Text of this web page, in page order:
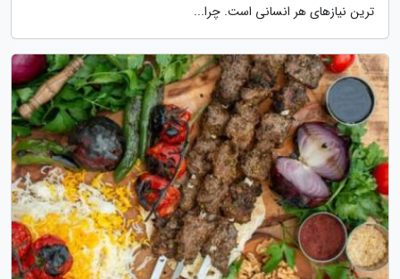
ترین نیازهای هر انسانی است. چرا...